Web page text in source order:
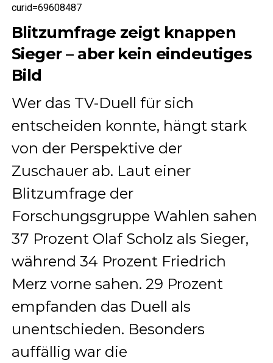
curid=69608487
Blitzumfrage zeigt knappen
Sieger – aber kein eindeutiges
Bild
Wer das TV-Duell für sich
entscheiden konnte, hängt stark
von der Perspektive der
Zuschauer ab. Laut einer
Blitzumfrage der
Forschungsgruppe Wahlen sahen
37 Prozent Olaf Scholz als Sieger,
während 34 Prozent Friedrich
Merz vorne sahen. 29 Prozent
empfanden das Duell als
unentschieden. Besonders
auffällig war die